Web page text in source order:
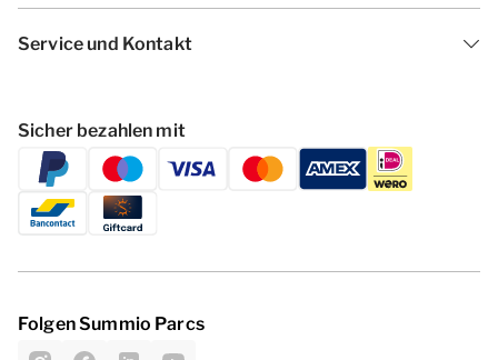
Service und Kontakt
Sicher bezahlen mit
Folgen Summio Parcs